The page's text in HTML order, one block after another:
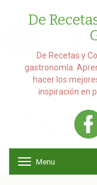
De
De Recetas y
gastronomía.
hacer los
inspiración en
Menu